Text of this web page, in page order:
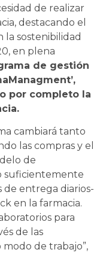
de realizar
destacando el
la sostenibilidad
en plena
de gestión
por completo la
cambiará tanto
las compras y el
de
suficientemente
de entrega diarios-
en la farmacia.
para
de las
de trabajo”,